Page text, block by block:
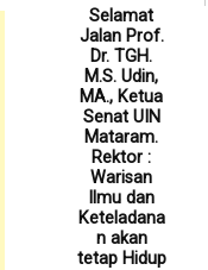
Selamat
Jalan Prof.
Dr. TGH.
M.S. Udin,
MA., Ketua
Senat UIN
Mataram.
Rektor :
Warisan
Ilmu dan
Keteladana
n akan
tetap Hidup